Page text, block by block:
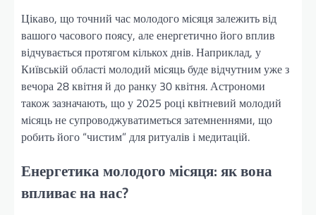
Цікаво, що точний час молодого місяця залежить від
вашого часового поясу, але енергетично його вплив
відчувається протягом кількох днів. Наприклад, у
Київській області молодий місяць буде відчутним уже з
вечора 28 квітня й до ранку 30 квітня. Астрономи
також зазначають, що у 2025 році квітневий молодий
місяць не супроводжуватиметься затемненнями, що
робить його “чистим” для ритуалів і медитацій.
Енергетика молодого місяця: як вона
впливає на нас?